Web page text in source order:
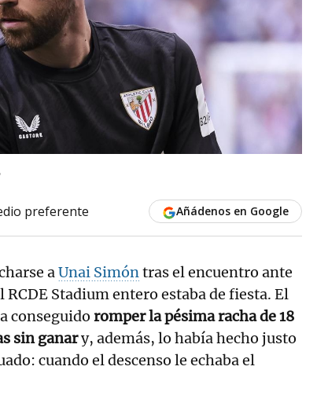
preferente Añádenos en Google
aUnai Simóntras el encuentro ante
RCDE Stadium entero estaba de fiesta. El
conseguido romper la pésima racha de 18
sin ganary, además, lo había hecho justo
cuando el descenso le echaba el